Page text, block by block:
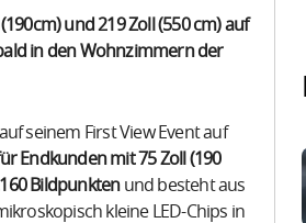
und 219 Zoll (550 cm) auf
in den Wohnzimmern der
seinem First View Event auf
Endkunden mit 75 Zoll (190
Bildpunktenund besteht aus
kleine LED-Chips in